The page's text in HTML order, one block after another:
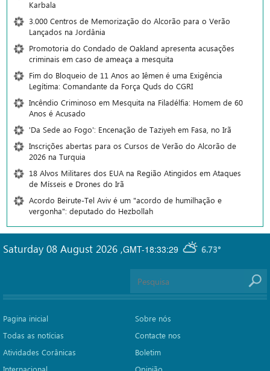
Karbala
3.000 Centros de Memorização do Alcorão para o Verão
Lançados na Jordânia
Promotoria do Condado de Oakland apresenta acusações
criminais em caso de ameaça a mesquita
Fim do Bloqueio de 11 Anos ao Iêmen é uma Exigência
Legítima: Comandante da Força Quds do CGRI
Incêndio Criminoso em Mesquita na Filadélfia: Homem de 60
Anos é Acusado
'Da Sede ao Fogo': Encenação de Taziyeh em Fasa, no Irã
Inscrições abertas para os Cursos de Verão do Alcorão de
2026 na Turquia
18 Alvos Militares dos EUA na Região Atingidos em Ataques
de Mísseis e Drones do Irã
Acordo Beirute-Tel Aviv é um "acordo de humilhação e
vergonha": deputado do Hezbollah
GMT-18:33:29 6.73°
Saturday 08 August 2026 ,
Pagina inicial
Todas as notícias
Atividades Corânicas
Sobre nós
Contacte nos
Boletim